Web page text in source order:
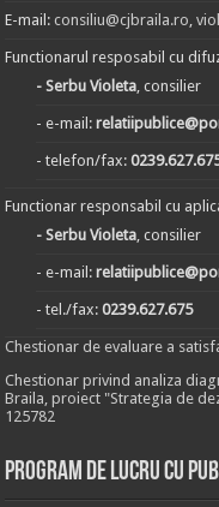
E-mail:consiliu@cjbraila.ro,
Functionarul resposabil cu
- Serbu Violeta, consilier
- e-mail:
- telefon/fax:
Functionar responsabil cu
- Serbu Violeta, consilier
- e-mail:
- tel./fax:0239.627.675
Chestionar de evaluare a
Chestionar privind analiza
Braila, proiect "Strategia de
125782
Program de lucru cu